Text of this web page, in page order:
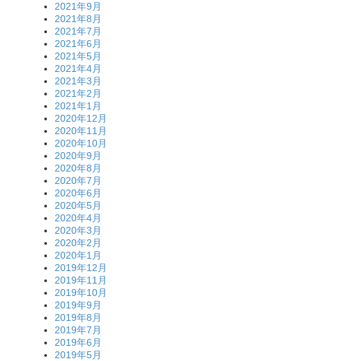
2021年9月
2021年8月
2021年7月
2021年6月
2021年5月
2021年4月
2021年3月
2021年2月
2021年1月
2020年12月
2020年11月
2020年10月
2020年9月
2020年8月
2020年7月
2020年6月
2020年5月
2020年4月
2020年3月
2020年2月
2020年1月
2019年12月
2019年11月
2019年10月
2019年9月
2019年8月
2019年7月
2019年6月
2019年5月